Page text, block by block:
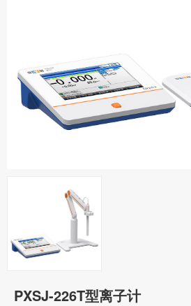
PXSJ-226T型离子计